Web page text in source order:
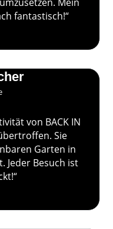
fantastisch!“
von BACK IN
Sie
Garten in
Jeder Besuch ist